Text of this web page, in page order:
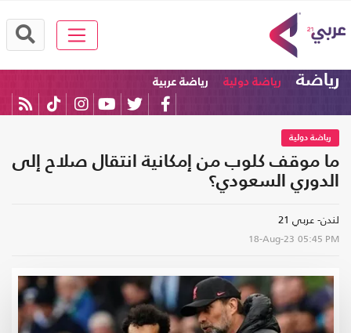
رياضة رياضة دولية رياضة عربية
رياضة دولية
ما موقف كلوب من إمكانية انتقال صلاح إلى
الدوري السعودي؟
لندن- عربي 21
18-Aug-23 05:45 PM